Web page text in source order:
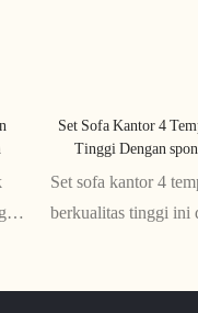
Set Sofa Kantor 4
Tinggi Dengan
Set sofa kantor 4
berkualitas tinggi ini